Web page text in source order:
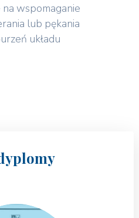
wspomaganie
lub pękania
układu